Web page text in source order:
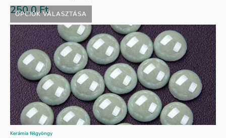
OPCIÓK VÁLASZTÁSA
250,0Ft
Kerámia félgyöngy